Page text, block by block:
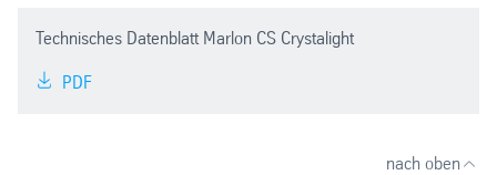
Technisches Datenblatt Marlon CS Crystalight
PDF
nach oben